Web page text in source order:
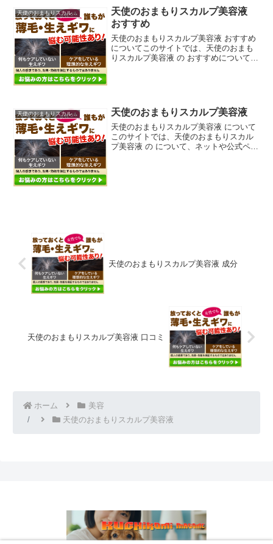
天使のおまもりスカルプ美容液
天使のおまもりスカルプ美容液
おすすめ
天使のおまもりスカルプ美容液 おすすめ
についてこのサイトでは、天使のおまも
りスカルプ美容液 の おすすめについて、
天使のおまもりスカルプ美容液 天使のおまもりスカルプ美容液
天使のおまもりスカルプ美容液 について
このサイトでは、天使のおまもりスカル
プ美容液 の について、ネットや公式ペー
天使のおまもりスカルプ美容液 成分
天使のおまもりスカルプ美容液 口コミ
ホーム
美容
天使のおまもりスカルプ美容液